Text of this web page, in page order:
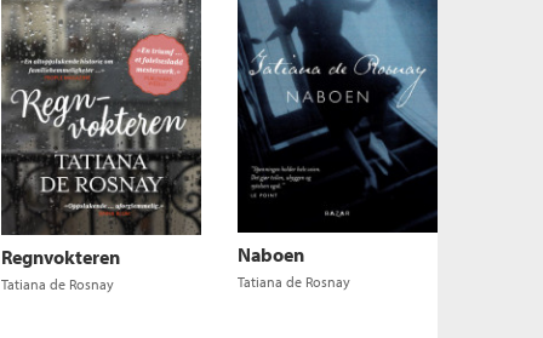
Regnvokteren
Tatiana de Rosnay
Naboen
Tatiana de Rosnay